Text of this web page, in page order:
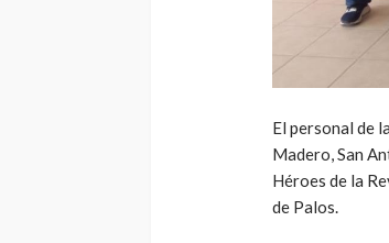
El personal de
Madero, San
Héroes de la
de Palos.